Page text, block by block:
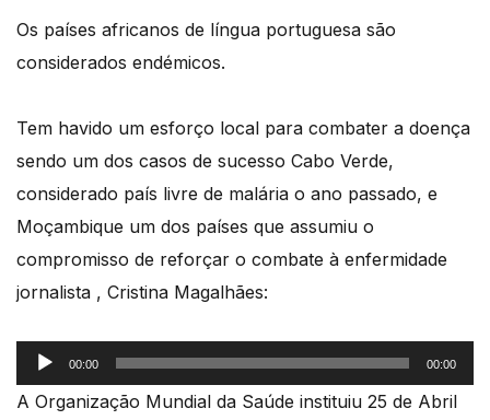
Os países africanos de língua portuguesa são
considerados endémicos.
Tem havido um esforço local para combater a doença
sendo um dos casos de sucesso Cabo Verde,
considerado país livre de malária o ano passado, e
Moçambique um dos países que assumiu o
compromisso de reforçar o combate à enfermidade
jornalista , Cristina Magalhães:
Reprodutor
de
00:00 00:00
A Organização Mundial da Saúde instituiu 25 de Abril